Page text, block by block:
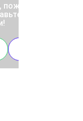
по
заявку, и мы